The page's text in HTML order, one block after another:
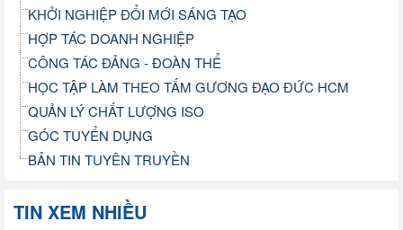
KHỞI NGHIỆP ĐỔI MỚI SÁNG TẠO
HỢP TÁC DOANH NGHIỆP
CÔNG TÁC ĐẢNG - ĐOÀN THỂ
HỌC TẬP LÀM THEO TẤM GƯƠNG ĐẠO ĐỨC HCM
QUẢN LÝ CHẤT LƯỢNG ISO
GÓC TUYỂN DỤNG
BẢN TIN TUYÊN TRUYỀN
TIN XEM NHIỀU